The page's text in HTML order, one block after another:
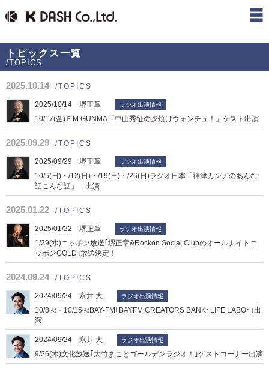
トピックス一覧
/TOPICS
2025.10.14 /TOPICS
2025/10/14 堺正章 ラジオ出演情報
10/17(金)ＦM GUNMA「中山秀征の夕焼けウォンチュ！」ゲスト出演
2025.09.29 /TOPICS
2025/09/29 堺正章 ラジオ出演情報
10/5(日)・/12(日)・/19(日)・/26(日)ラジオ日本「神津カンナのあんな
話こんな話」 出演
2025.01.22 /TOPICS
2025/01/22 堺正章 ラジオ出演情報
1/29(水)ニッポン放送｢堺正章&Rockon Social Clubのオールナイトニ
ッポンGOLD｣放送決定！
2024.09.24 /TOPICS
2024/09/24 永井 大 ラジオ出演情報
10/8㈫・10/15㈫BAY-FM｢BAYFM CREATORS BANK~LIFE LABO~｣出
演
2024/09/24 永井 大 ラジオ出演情報
9/26(木)文化放送｢大竹まことゴールデンラジオ！｣ゲストコーナー出演